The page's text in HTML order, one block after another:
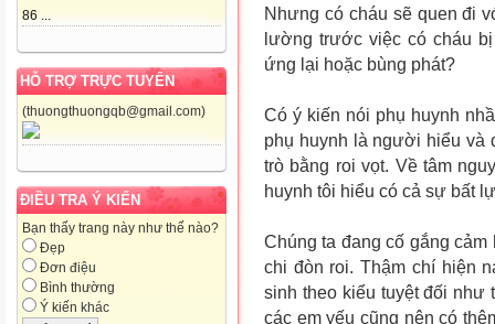
86 ...
HỖ TRỢ TRỰC TUYẾN
(thuongthuongqb@gmail.com)
ĐIỀU TRA Ý KIẾN
Bạn thấy trang này như thế nào?
Đẹp
Đơn điệu
Bình thường
Ý kiến khác
Nhưng có cháu sẽ quen đi
lường trước việc có cháu
ứng lại hoặc bùng phát?
Có ý kiến nói phụ huynh
phụ huynh là người hiểu và
trò bằng roi vọt. Về tâm
huynh tôi hiểu có cả sự bất
Chúng ta đang cố gắng
chi đòn roi. Thậm chí hiện
sinh theo kiểu tuyệt đối như
các em yếu cũng nên có